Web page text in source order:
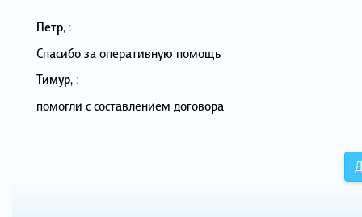
Петр, :
Спасибо за оперативную помощь
Тимур, :
помогли с составлением договора